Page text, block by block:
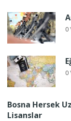
0
0
Bosna Hersek
Lisanslar